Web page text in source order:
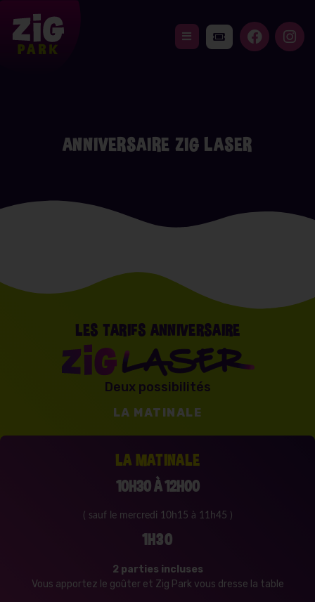
ANNIVERSAIRE ZIG LASER
LES TARIFS ANNIVERSAIRE
Deux possibilités
LA MATINALE
LA MATINALE
10H30 À 12H00
( sauf le mercredi 10h15 à 11h45 )
1H30
2 parties incluses
Vous apportez le goûter et Zig Park vous dresse la table